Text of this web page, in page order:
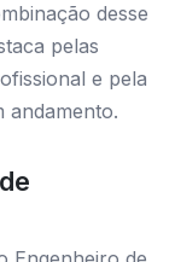
desse
pelas
e pela
andamento.